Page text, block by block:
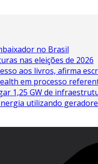
no Brasil
nas eleições de 2026
aos livros, afirma
em processo
1,25 GW de
utilizando